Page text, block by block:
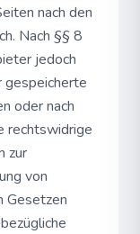
nach den
Nach §§ 8
jedoch
oder nach
rechtswidrige
zur
von
Gesetzen